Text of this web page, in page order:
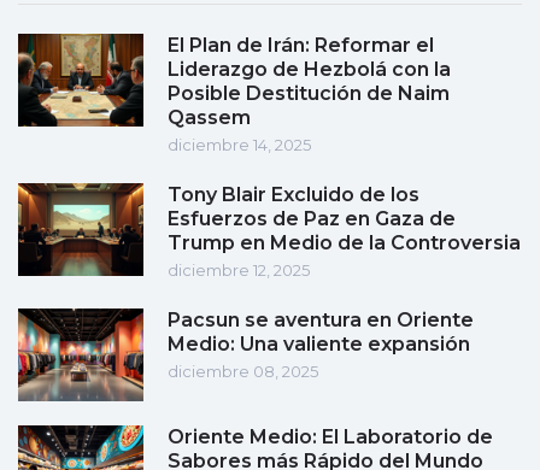
El Plan de Irán: Reformar el
Liderazgo de Hezbolá con la
Posible Destitución de Naim
Qassem
diciembre 14, 2025
Tony Blair Excluido de los
Esfuerzos de Paz en Gaza de
Trump en Medio de la Controversia
diciembre 12, 2025
Pacsun se aventura en Oriente
Medio: Una valiente expansión
diciembre 08, 2025
Oriente Medio: El Laboratorio de
Sabores más Rápido del Mundo